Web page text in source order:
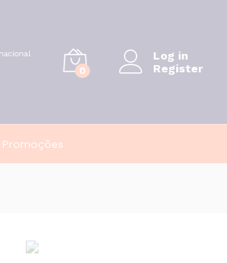
0
Log in
Register
Promoções